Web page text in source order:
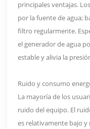
principales ventajas.
por la fuente de agua;
filtro regularmente.
el generador de agua
estable y alivia la
Ruido y consumo
La mayoría de los
ruido del equipo. El
es relativamente bajo y